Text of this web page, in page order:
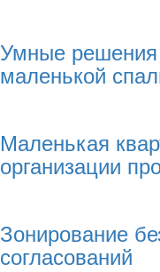
Умные
маленькой
Маленькая
организации
Зонирование
согласований